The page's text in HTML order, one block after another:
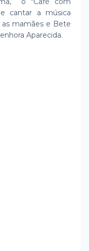
cantar a música
as mamães e Bete
Aparecida.